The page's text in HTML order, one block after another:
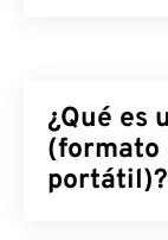
un lugar
imágenes
modo que los
¿Qué es
(formato
portátil)?